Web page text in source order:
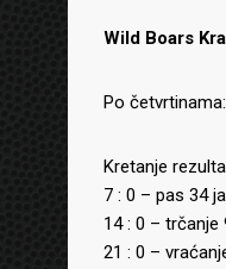
Wild Boars
Po
Kretanje
7 : 0 – pas 34
14 : 0 – trčanje
21 : 0 –